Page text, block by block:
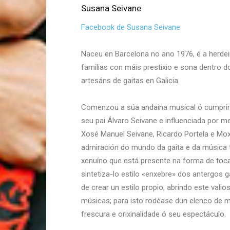
Susana Seivane
Facebook de Susana Seivane
Naceu en Barcelona no ano 1976, é a
familias con máis prestixio e sona dentro
artesáns de gaitas en Galicia.
Comenzou a súa andaina musical ó
seu pai Álvaro Seivane e influenciada por
Xosé Manuel Seivane, Ricardo Portela e
admiración do mundo da gaita e da música
xenuíno que está presente na forma de
sintetiza-lo estilo «enxebre» dos antergos
de crear un estilo propio, abrindo este
músicas; para isto rodéase dun elenco de
frescura e orixinalidade ó seu espectáculo.